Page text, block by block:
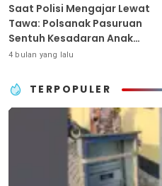
Saat Polisi Mengajar Lewat
Tawa: Polsanak Pasuruan
Sentuh Kesadaran Anak
Sejak Dini
4 bulan yang lalu
TERPOPULER